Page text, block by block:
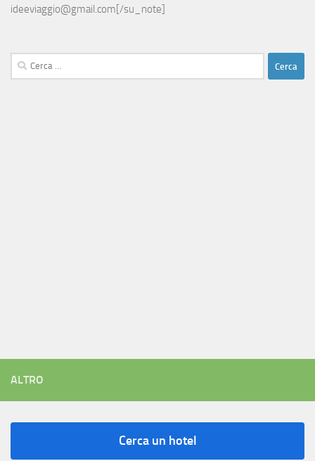
ideeviaggio@gmail.com[/su_note]
Ricerca
per:
ALTRO
Cerca un hotel